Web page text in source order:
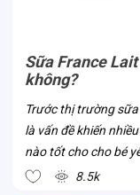
Sữa France
không?
Trước thị trường
là vấn đề khiến
nào tốt cho cho bé
bố mẹ đã và đang
8.5k